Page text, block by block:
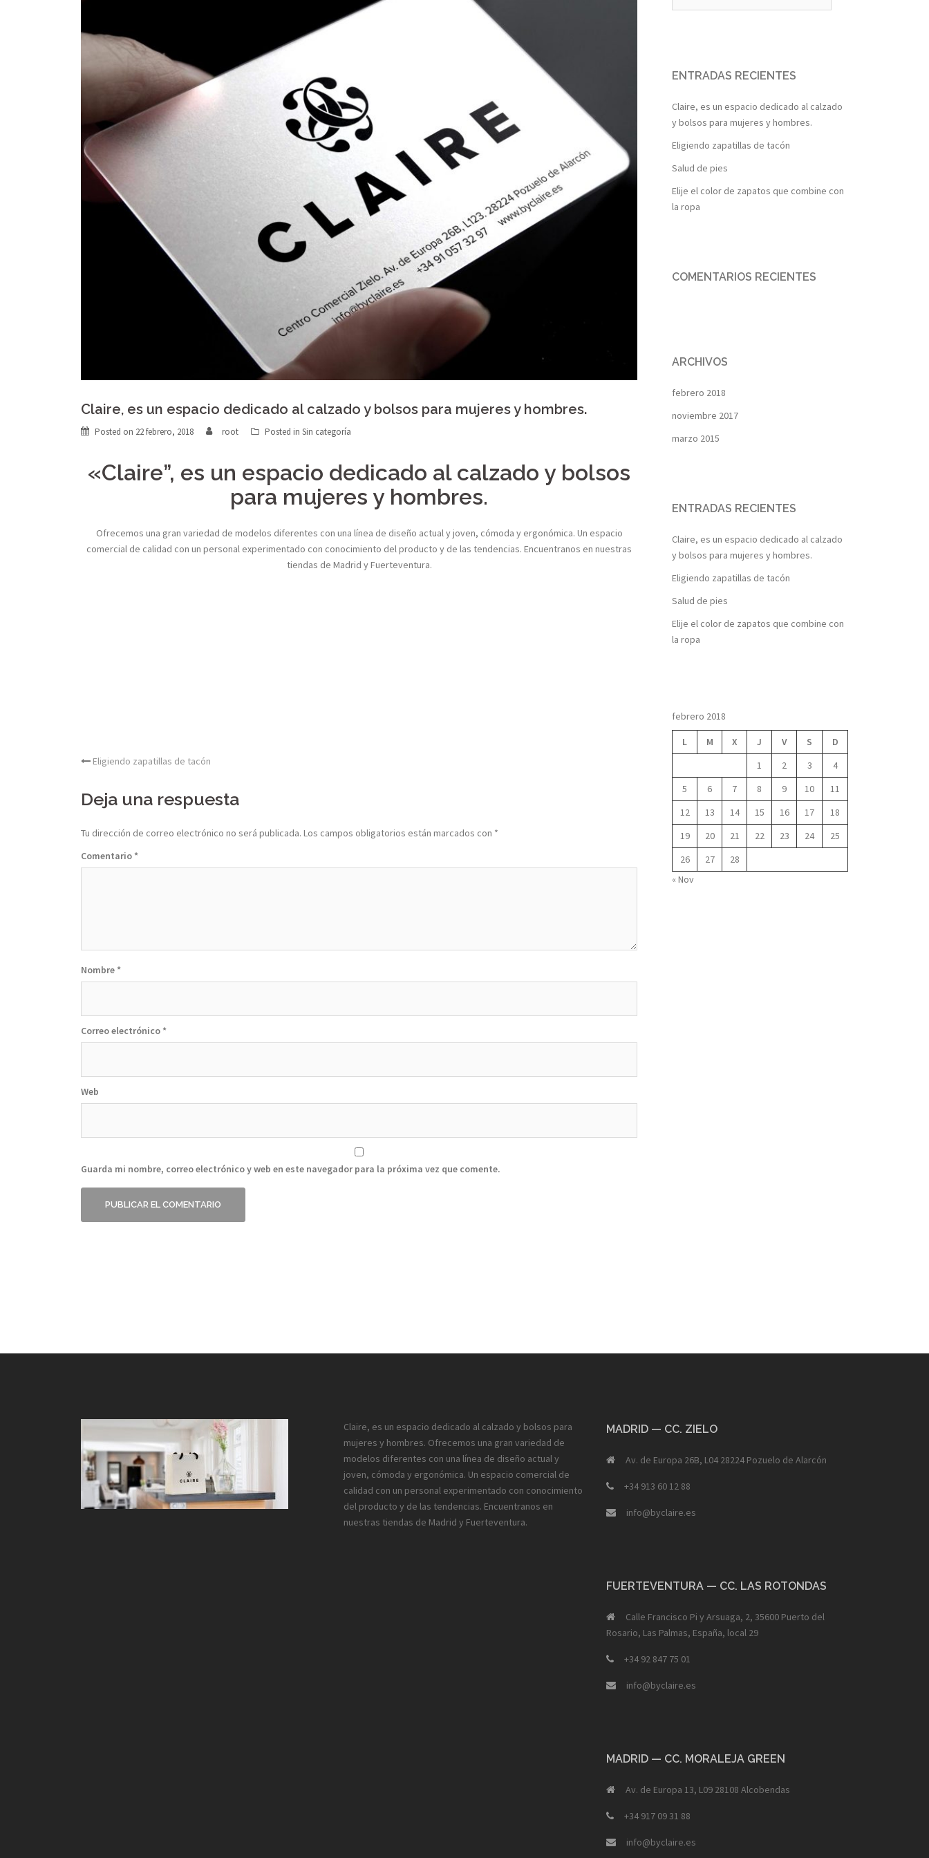
Claire, es un espacio dedicado al calzado y bolsos para mujeres y hombres.
Posted on 22 febrero, 2018 root Posted in Sin categoría
«Claire”, es un espacio dedicado al calzado y bolsos
para mujeres y hombres.
Ofrecemos una gran variedad de modelos diferentes con una línea de diseño actual y joven, cómoda y ergonómica. Un espacio
comercial de calidad con un personal experimentado con conocimiento del producto y de las tendencias. Encuentranos en nuestras
tiendas de Madrid y Fuerteventura.
Post
navigation
Eligiendo zapatillas de tacón
Deja una respuesta
Tu dirección de correo electrónico no será publicada. Los campos obligatorios están marcados con *
Comentario *
Nombre *
Correo electrónico *
Web
Guarda mi nombre, correo electrónico y web en este navegador para la próxima vez que comente.
ENTRADAS RECIENTES
Claire, es un espacio dedicado al calzado
y bolsos para mujeres y hombres.
Eligiendo zapatillas de tacón
Salud de pies
Elije el color de zapatos que combine con
la ropa
COMENTARIOS RECIENTES
ARCHIVOS
febrero 2018
noviembre 2017
marzo 2015
ENTRADAS RECIENTES
Claire, es un espacio dedicado al calzado
y bolsos para mujeres y hombres.
Eligiendo zapatillas de tacón
Salud de pies
Elije el color de zapatos que combine con
la ropa
febrero 2018
L M X J V S
D
1
2 3
4
5
6 7 8 9 10
11
12
13 14 15 16 17
18
19
20 21 22 23 24
25
26
27
28
« Nov
Claire, es un espacio dedicado al calzado y bolsos para
mujeres y hombres. Ofrecemos una gran variedad de
modelos diferentes con una línea de diseño actual y
joven, cómoda y ergonómica. Un espacio comercial de
calidad con un personal experimentado con conocimiento
del producto y de las tendencias. Encuentranos en
nuestras tiendas de Madrid y Fuerteventura.
MADRID — CC. ZIELO
Av. de Europa 26B, L04 28224 Pozuelo de Alarcón
+34 913 60 12 88
info@byclaire.es
FUERTEVENTURA — CC. LAS ROTONDAS
Calle Francisco Pi y Arsuaga, 2, 35600 Puerto del
Rosario, Las Palmas, España, local 29
+34 92 847 75 01
info@byclaire.es
MADRID — CC. MORALEJA GREEN
Av. de Europa 13, L09 28108 Alcobendas
+34 917 09 31 88
info@byclaire.es